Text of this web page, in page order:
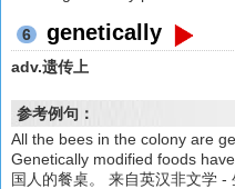
6 genetically
adv.遗传上
参考例句：
All the bees in the colony are
Genetically modified foods
国人的餐桌。 来自英汉非文学 -